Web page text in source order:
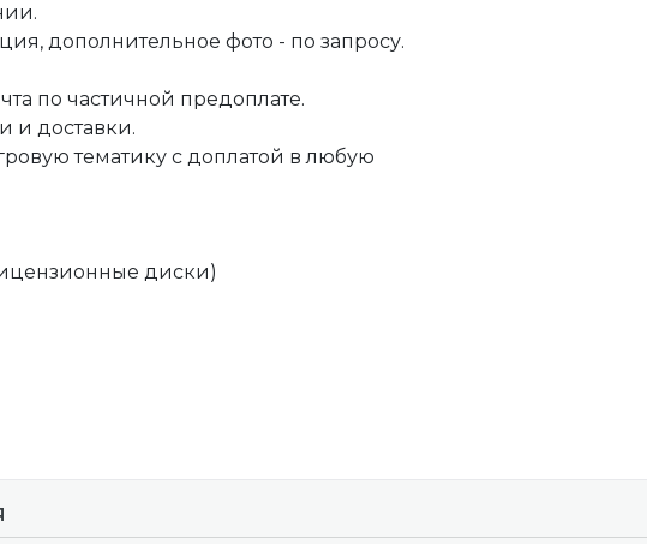
дополнительное фото - по запросу.
по частичной предоплате.
и доставки.
тематику с доплатой в любую
диски)